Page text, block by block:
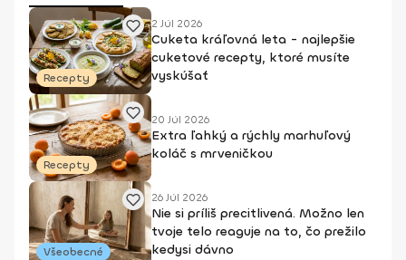
Recepty
2 Júl 2026
Cuketa kráľovná leta - najlepšie
cuketové recepty, ktoré musíte
vyskúšať
Recepty
20 Júl 2026
Extra ľahký a rýchly marhuľový
koláč s mrveničkou
Všeobecné
26 Júl 2026
Nie si príliš precitlivená. Možno len
tvoje telo reaguje na to, čo prežilo
kedysi dávno